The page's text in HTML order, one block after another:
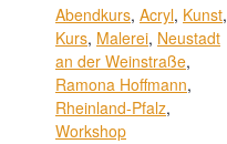
Abendkurs, Acryl, Kunst,
Kurs, Malerei, Neustadt
an der Weinstraße,
Ramona Hoffmann,
Rheinland-Pfalz,
Workshop